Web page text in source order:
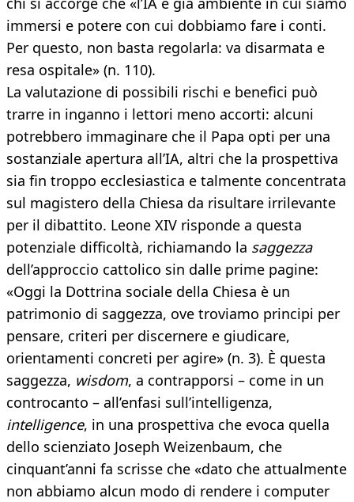
immersi e potere con cui dobbiamo fare i conti.
Per questo, non basta regolarla: va disarmata e
resa ospitale» (n. 110).
La valutazione di possibili rischi e benefici può
trarre in inganno i lettori meno accorti: alcuni
potrebbero immaginare che il Papa opti per una
sostanziale apertura all’IA, altri che la prospettiva
sia fin troppo ecclesiastica e talmente concentrata
sul magistero della Chiesa da risultare irrilevante
per il dibattito. Leone XIV risponde a questa
potenziale difficoltà, richiamando la saggezza
dell’approccio cattolico sin dalle prime pagine:
«Oggi la Dottrina sociale della Chiesa è un
patrimonio di saggezza, ove troviamo principi per
pensare, criteri per discernere e giudicare,
orientamenti concreti per agire» (n. 3). È questa
saggezza, wisdom, a contrapporsi – come in un
controcanto – all’enfasi sull’intelligenza,
intelligence, in una prospettiva che evoca quella
dello scienziato Joseph Weizenbaum, che
cinquant’anni fa scrisse che «dato che attualmente
non abbiamo alcun modo di rendere i computer